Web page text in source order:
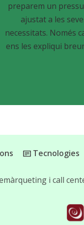
preparem un
ajustat a les
necessitats. Només
ens les expliqui
Tecnologies
i call